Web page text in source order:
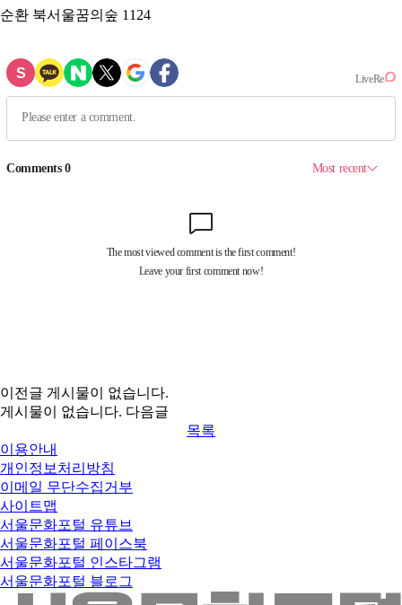
순환 북서울꿈의숲 1124
이전글 게시물이 없습니다.
게시물이 없습니다. 다음글
목록
이용안내
개인정보처리방침
이메일 무단수집거부
사이트맵
서울문화포털 유튜브
서울문화포털 페이스북
서울문화포털 인스타그램
서울문화포털 블로그